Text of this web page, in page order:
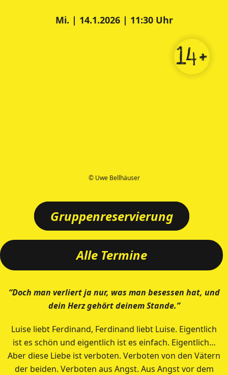
Mi. | 14.1.2026 | 11:30 Uhr
Gruppenreservierung
Alle Termine
“Doch man verliert ja nur, was man besessen hat, und
dein Herz gehört deinem Stande.”
Luise liebt Ferdinand, Ferdinand liebt Luise. Eigentlich
ist es schön und eigentlich ist es einfach. Eigentlich…
Aber diese Liebe ist verboten. Verboten von den Vätern
der beiden. Verboten aus Angst. Aus Angst vor dem
© Uwe Bellhäuser
14+